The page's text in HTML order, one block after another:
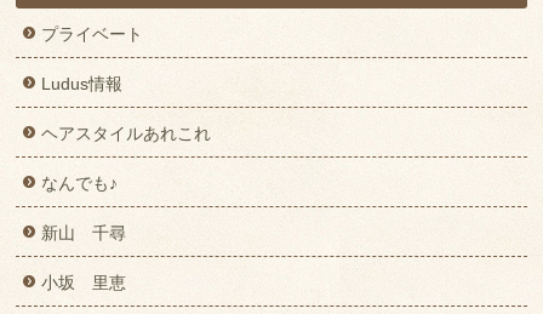
プライベート
Ludus情報
ヘアスタイルあれこれ
なんでも♪
新山 千尋
小坂 里恵